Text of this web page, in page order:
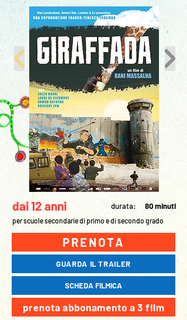
dai 12 anni durata: 80 minuti
per scuole secondarie di primo e di secondo grado
PRENOTA
GUARDA IL TRAILER
SCHEDA FILMICA
prenota abbonamento a 3 film